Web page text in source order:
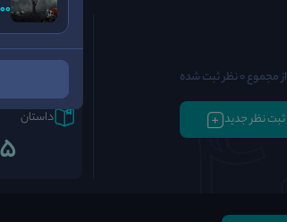
از مجموع 0 نظر ثبت شده
ثبت نظر جدید
فضا سازی
5
داستان
5